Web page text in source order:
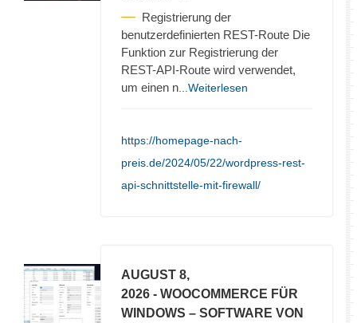
Registrierung der
benutzerdefinierten REST-Route Die
Funktion zur Registrierung der
REST-API-Route wird verwendet,
um einen n ...Weiterlesen
https://homepage-nach-
preis.de/2024/05/22/wordpress-rest-
api-schnittstelle-mit-firewall/
AUGUST 8,
2026 - WOOCOMMERCE FÜR
WINDOWS – SOFTWARE VON